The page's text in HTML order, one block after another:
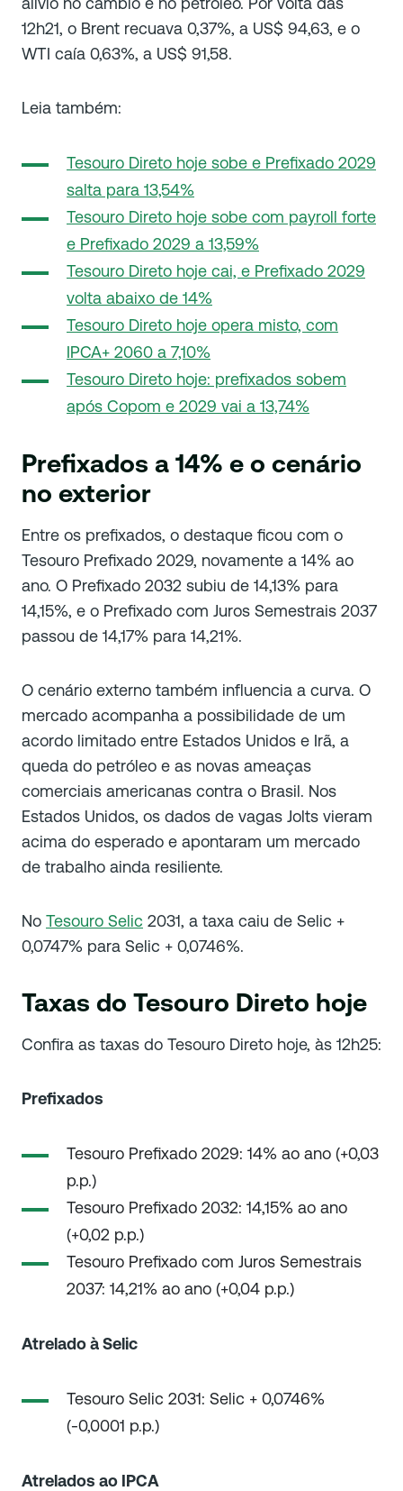
12h21, o Brent recuava 0,37%, a US$ 94,63, e o
WTI caía 0,63%, a US$ 91,58.
Leia também:
Tesouro Direto hoje sobe e Prefixado 2029
salta para 13,54%
Tesouro Direto hoje sobe com payroll forte
e Prefixado 2029 a 13,59%
Tesouro Direto hoje cai, e Prefixado 2029
volta abaixo de 14%
Tesouro Direto hoje opera misto, com
IPCA+ 2060 a 7,10%
Tesouro Direto hoje: prefixados sobem
após Copom e 2029 vai a 13,74%
Prefixados a 14% e o cenário
no exterior
Entre os prefixados, o destaque ficou com o
Tesouro Prefixado 2029, novamente a 14% ao
ano. O Prefixado 2032 subiu de 14,13% para
14,15%, e o Prefixado com Juros Semestrais 2037
passou de 14,17% para 14,21%.
O cenário externo também influencia a curva. O
mercado acompanha a possibilidade de um
acordo limitado entre Estados Unidos e Irã, a
queda do petróleo e as novas ameaças
comerciais americanas contra o Brasil. Nos
Estados Unidos, os dados de vagas Jolts vieram
acima do esperado e apontaram um mercado
de trabalho ainda resiliente.
No Tesouro Selic 2031, a taxa caiu de Selic +
0,0747% para Selic + 0,0746%.
Taxas do Tesouro Direto hoje
Confira as taxas do Tesouro Direto hoje, às 12h25:
Prefixados
Tesouro Prefixado 2029: 14% ao ano (+0,03
p.p.)
Tesouro Prefixado 2032: 14,15% ao ano
(+0,02 p.p.)
Tesouro Prefixado com Juros Semestrais
2037: 14,21% ao ano (+0,04 p.p.)
Atrelado à Selic
Tesouro Selic 2031: Selic + 0,0746%
(-0,0001 p.p.)
Atrelados ao IPCA